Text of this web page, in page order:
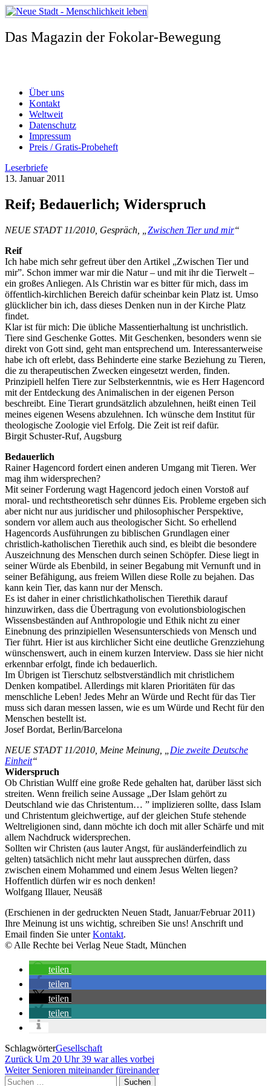
Zum
Inhalt
springen
Das Magazin der Fokolar-Bewegung
Über uns
Kontakt
Weltweit
Datenschutz
Impressum
Preis / Gratis-Probeheft
Leserbriefe
13. Januar 2011
Reif; Bedauerlich; Widerspruch
NEUE STADT 11/2010, Gespräch, „ Zwischen Tier und mir“
Reif
Ich habe mich sehr gefreut über den Artikel „Zwischen Tier und
mir”. Schon immer war mir die Natur – und mit ihr die Tierwelt –
ein großes Anliegen. Als Christin war es bitter für mich, dass im
öffentlich-kirchlichen Bereich dafür scheinbar kein Platz ist. Umso
glücklicher bin ich, dass dieses Denken nun in der Kirche Platz
findet.
Klar ist für mich: Die übliche Massentierhaltung ist unchristlich.
Tiere sind Geschenke Gottes. Mit Geschenken, besonders wenn sie
direkt von Gott sind, geht man entsprechend um. Interessanterweise
habe ich oft erlebt, dass Behinderte eine starke Beziehung zu Tieren,
die zu therapeutischen Zwecken eingesetzt werden, finden.
Prinzipiell helfen Tiere zur Selbsterkenntnis, wie es Herr Hagencord
mit der Entdeckung des Animalischen in der eigenen Person
beschreibt. Eine Tierart grundsätzlich abzulehnen, heißt einen Teil
meines eigenen Wesens abzulehnen. Ich wünsche dem Institut für
theologische Zoologie viel Erfolg. Die Zeit ist reif dafür.
Birgit Schuster-Ruf, Augsburg
Bedauerlich
Rainer Hagencord fordert einen anderen Umgang mit Tieren. Wer
mag ihm widersprechen?
Mit seiner Forderung wagt Hagencord jedoch einen Vorstoß auf
moral- und rechtstheoretisch sehr dünnes Eis. Probleme ergeben sich
aber nicht nur aus juridischer und philosophischer Perspektive,
sondern vor allem auch aus theologischer Sicht. So erhellend
Hagencords Ausführungen zu biblischen Grundlagen einer
christlich-katholischen Tierethik auch sind, es bleibt die besondere
Auszeichnung des Menschen durch seinen Schöpfer. Diese liegt in
seiner Würde als Ebenbild, in seiner Begabung mit Vernunft und in
seiner Befähigung, aus freiem Willen diese Rolle zu bejahen. Das
kann kein Tier, das kann nur der Mensch.
Es ist daher in einer christlichkatholischen Tierethik darauf
hinzuwirken, dass die Übertragung von evolutionsbiologischen
Wissensbeständen auf Anthropologie und Ethik nicht zu einer
Einebnung des prinzipiellen Wesensunterschieds von Mensch und
Tier führt. Hier ist aus kirchlicher Sicht eine deutliche Grenzziehung
wünschenswert, auch in einem kurzen Interview. Dass sie hier nicht
erkennbar erfolgt, finde ich bedauerlich.
Im Übrigen ist Tierschutz selbstverständlich mit christlichem
Denken kompatibel. Allerdings mit klaren Prioritäten für das
menschliche Leben! Jedes Mehr an Würde und Recht für das Tier
muss sich daran messen lassen, wie es um Würde und Recht für den
Menschen bestellt ist.
Josef Bordat, Berlin/Barcelona
NEUE STADT 11/2010, Meine Meinung, „ Die zweite Deutsche
Einheit“
Widerspruch
Ob Christian Wulff eine große Rede gehalten hat, darüber lässt sich
streiten. Wenn freilich seine Aussage „Der Islam gehört zu
Deutschland wie das Christentum… ” implizieren sollte, dass Islam
und Christentum gleichwertige, auf der gleichen Stufe stehende
Weltreligionen sind, dann möchte ich doch mit aller Schärfe und mit
allem Nachdruck widersprechen.
Sollten wir Christen (aus lauter Angst, für ausländerfeindlich zu
gelten) tatsächlich nicht mehr laut aussprechen dürfen, dass
zwischen einem Mohammed und einem Jesus Welten liegen?
Hoffentlich dürfen wir es noch denken!
Wolfgang Illauer, Neusäß
(Erschienen in der gedruckten Neuen Stadt, Januar/Februar 2011)
Ihre Meinung ist uns wichtig, schreiben Sie uns! Anschrift und
Email finden Sie unterKontakt.
© Alle Rechte bei Verlag Neue Stadt, München
teilen
teilen
teilen
teilen
SchlagwörterGesellschaft
Beitragsnavigation
Vorheriger
Beitrag
Zurück Um 20 Uhr 39 war alles vorbei
Nächster
Beitrag
Weiter Senioren miteinander füreinander
Suchen